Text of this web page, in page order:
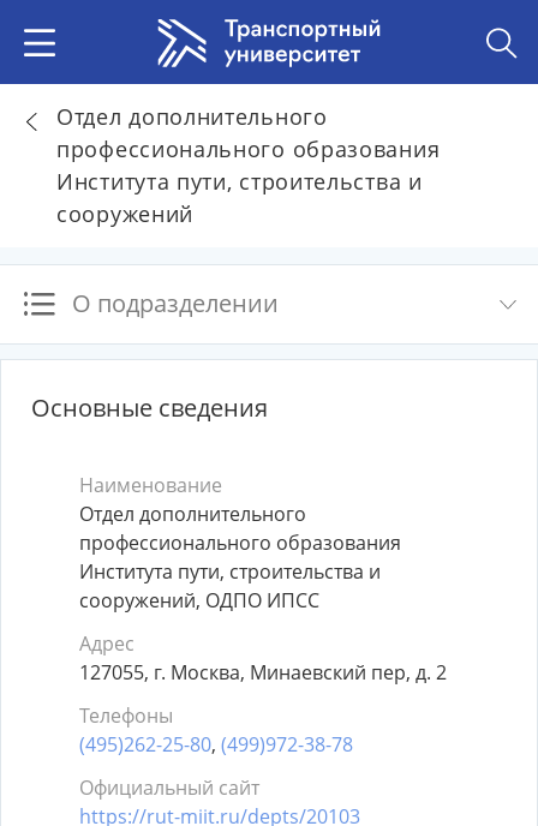
Отдел дополнительного
профессионального образования
Института пути, строительства и
сооружений
О подразделении
Основные сведения
Наименование
Отдел дополнительного
профессионального образования
Института пути, строительства и
сооружений, ОДПО ИПСС
Адрес
127055, г. Москва, Минаевский пер, д. 2
Телефоны
(495)262-25-80, (499)972-38-78
Официальный сайт
https://rut-miit.ru/depts/20103